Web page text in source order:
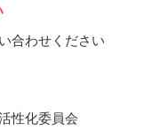
合わせください
性化委員会